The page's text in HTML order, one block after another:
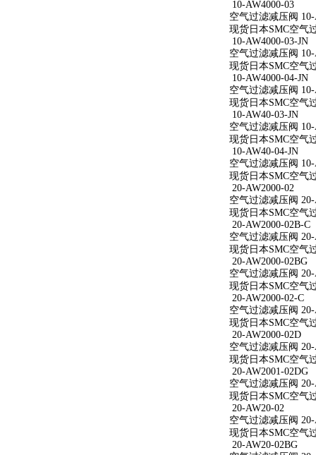
10-AW4000-03
空气过滤减压阀 10-
现货日本SMC空气
10-AW4000-03-JN
空气过滤减压阀 10-
现货日本SMC空气
10-AW4000-04-JN
空气过滤减压阀 10-
现货日本SMC空气
10-AW40-03-JN
空气过滤减压阀 10-
现货日本SMC空气
10-AW40-04-JN
空气过滤减压阀 10-
现货日本SMC空气
20-AW2000-02
空气过滤减压阀 20-
现货日本SMC空气
20-AW2000-02B-C
空气过滤减压阀 20-
现货日本SMC空气
20-AW2000-02BG
空气过滤减压阀 20-
现货日本SMC空气
20-AW2000-02-C
空气过滤减压阀 20-
现货日本SMC空气
20-AW2000-02D
空气过滤减压阀 20-
现货日本SMC空气
20-AW2001-02DG
空气过滤减压阀 20-
现货日本SMC空气
20-AW20-02
空气过滤减压阀 20-
现货日本SMC空气
20-AW20-02BG